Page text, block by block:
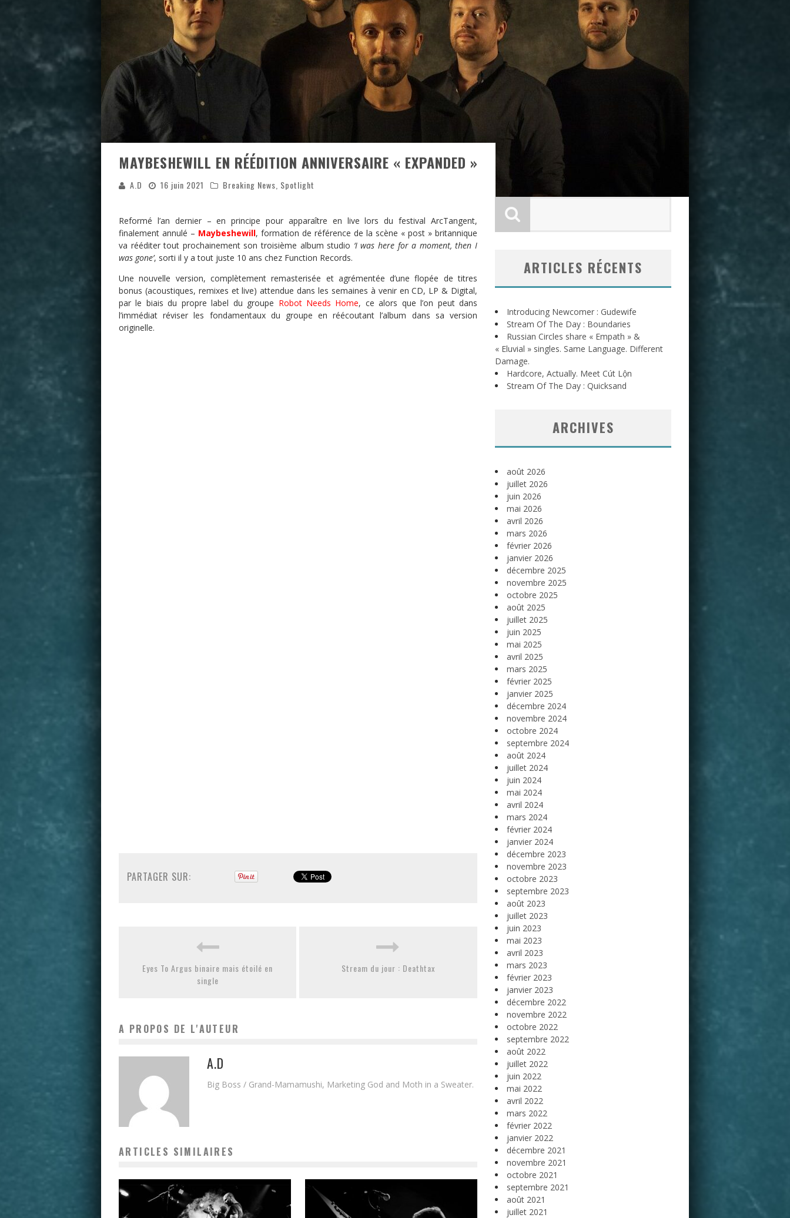
MAYBESHEWILL EN RÉÉDITION ANNIVERSAIRE « EXPANDED »
A.D 16 juin 2021 Breaking News Spotlight
Reformé l’an dernier – en principe pour apparaître en live lors du festival ArcTangent,
finalement annulé – Maybeshewill, formation de référence de la scène « post » britannique
va rééditer tout prochainement son troisième album studio ‘I was here for a moment, then I
was gone’, sorti il y a tout juste 10 ans chez Function Records.
Une nouvelle version, complètement remasterisée et agrémentée d’une flopée de titres
bonus (acoustiques, remixes et live) attendue dans les semaines à venir en CD, LP & Digital,
par le biais du propre label du groupe Robot Needs Home, ce alors que l’on peut dans
l’immédiat réviser les fondamentaux du groupe en réécoutant l’album dans sa version
originelle.
PARTAGER SUR:
Eyes To Argus binaire mais étoilé en
single
Stream du jour : Deathtax
A PROPOS DE L'AUTEUR
A.D
Big Boss / Grand-Mamamushi, Marketing God and Moth in a Sweater.
ARTICLES SIMILAIRES
ARTICLES RÉCENTS
Introducing Newcomer : Gudewife
Stream Of The Day : Boundaries
Russian Circles share « Empath » &
« Eluvial » singles. Same Language. Different
Damage.
Hardcore, Actually. Meet Cút Lộn
Stream Of The Day : Quicksand
ARCHIVES
août 2026
juillet 2026
juin 2026
mai 2026
avril 2026
mars 2026
février 2026
janvier 2026
décembre 2025
novembre 2025
octobre 2025
août 2025
juillet 2025
juin 2025
mai 2025
avril 2025
mars 2025
février 2025
janvier 2025
décembre 2024
novembre 2024
octobre 2024
septembre 2024
août 2024
juillet 2024
juin 2024
mai 2024
avril 2024
mars 2024
février 2024
janvier 2024
décembre 2023
novembre 2023
octobre 2023
septembre 2023
août 2023
juillet 2023
juin 2023
mai 2023
avril 2023
mars 2023
février 2023
janvier 2023
décembre 2022
novembre 2022
octobre 2022
septembre 2022
août 2022
juillet 2022
juin 2022
mai 2022
avril 2022
mars 2022
février 2022
janvier 2022
décembre 2021
novembre 2021
octobre 2021
septembre 2021
août 2021
juillet 2021